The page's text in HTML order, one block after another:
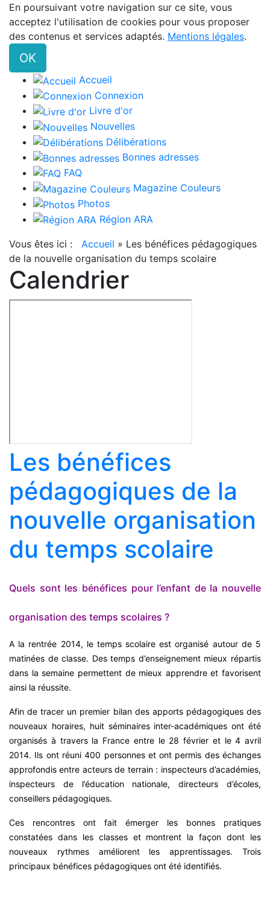
En poursuivant votre navigation sur ce site, vous
acceptez l'utilisation de cookies pour vous proposer
des contenus et services adaptés. Mentions légales.
OK
Accueil
Connexion
Livre d'or
Nouvelles
Délibérations
Bonnes adresses
FAQ
Magazine Couleurs
Photos
Région ARA
Vous êtes ici : Accueil » Les bénéfices pédagogiques
de la nouvelle organisation du temps scolaire
Calendrier
Les bénéfices
pédagogiques de la
nouvelle organisation
du temps scolaire
Quels sont les bénéfices pour l’enfant de la nouvelle
organisation des temps scolaires ?
A la rentrée 2014, le temps scolaire est organisé autour de 5
matinées de classe. Des temps d’enseignement mieux répartis
dans la semaine permettent de mieux apprendre et favorisent
ainsi la réussite.
Afin de tracer un premier bilan des apports pédagogiques des
nouveaux horaires, huit séminaires inter-académiques ont été
organisés à travers la France entre le 28 février et le 4 avril
2014. Ils ont réuni 400 personnes et ont permis des échanges
approfondis entre acteurs de terrain : inspecteurs d’académies,
inspecteurs de l’éducation nationale, directeurs d’écoles,
conseillers pédagogiques.
Ces rencontres ont fait émerger les bonnes pratiques
constatées dans les classes et montrent la façon dont les
nouveaux rythmes améliorent les apprentissages. Trois
principaux bénéfices pédagogiques ont été identifiés.